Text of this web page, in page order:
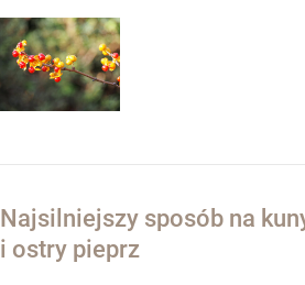
Najsilniejszy sposób na
i ostry pieprz